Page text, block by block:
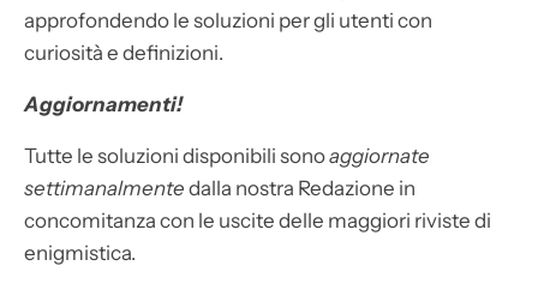
approfondendo le soluzioni per gli utenti con
curiosità e definizioni.
Aggiornamenti!
Tutte le soluzioni disponibili sonoaggiornate
settimanalmente dalla nostra Redazione in
concomitanza con le uscite delle maggiori riviste di
enigmistica.